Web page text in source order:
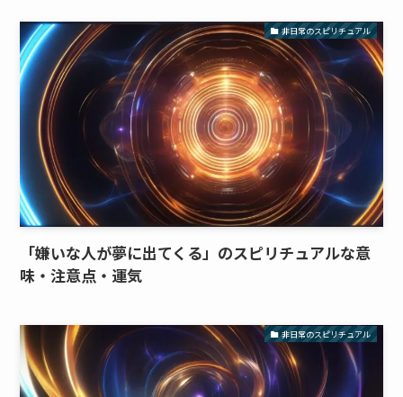
非日常のスピリチュアル
「嫌いな人が夢に出てくる」のスピリチュアルな意
味・注意点・運気
非日常のスピリチュアル